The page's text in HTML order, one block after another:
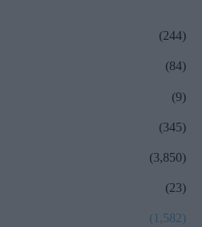
(244)
(84)
(9)
(345)
(3,850)
(23)
(1,582)